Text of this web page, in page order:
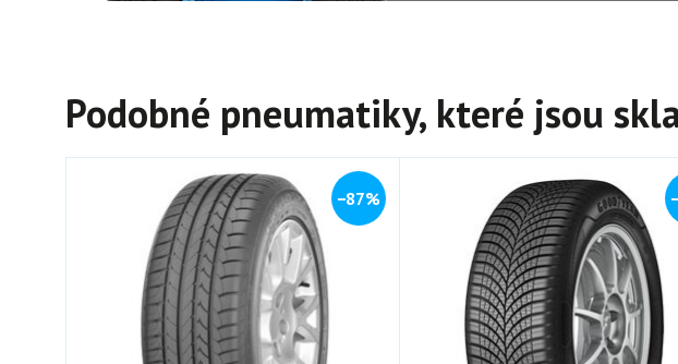
Podobné pneumatiky, které jsou
−87%